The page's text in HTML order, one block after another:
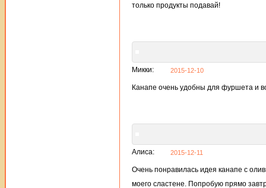
только продукты подавай!
Микки: 2015-12-10
Канапе очень удобны для фуршета и
Алиса: 2015-12-11
Очень понравилась идея канапе с
моего сластене. Попробую прямо